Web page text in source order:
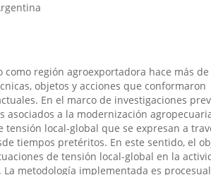
región agroexportadora hace más
objetos y acciones que conformaron
En el marco de investigaciones
a la modernización
local-global que se expresan a
tiempos pretéritos. En este sentido, el
de tensión local-global en la
metodología implementada es